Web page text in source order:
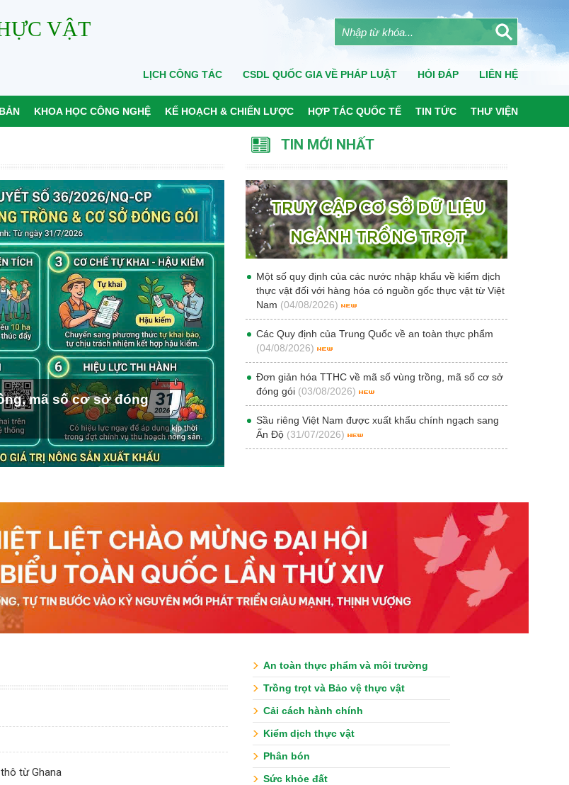
VẬT
LỊCH CÔNG TÁC CSDL QUỐC GIA VỀ PHÁP LUẬT HỎI ĐÁP LIÊN HỆ
KHOA HỌC CÔNG NGHỆ KẾ HOẠCH & CHIẾN LƯỢC HỢP TÁC QUỐC TẾ TIN TỨC THƯ VIỆN
mã số cơ sở đóng
TIN MỚI NHẤT
Một số quy định của các nước nhập khẩu về kiểm dịch
thực vật đối với hàng hóa có nguồn gốc thực vật từ Việt
Nam (04/08/2026)
Các Quy định của Trung Quốc về an toàn thực phẩm
(04/08/2026)
Đơn giản hóa TTHC về mã số vùng trồng, mã số cơ sở
đóng gói (03/08/2026)
Sầu riêng Việt Nam được xuất khẩu chính ngạch sang
Ấn Độ (31/07/2026)
từ Ghana
An toàn thực phẩm và môi trường
Trồng trọt và Bảo vệ thực vật
Cải cách hành chính
Kiểm dịch thực vật
Phân bón
Sức khỏe đất